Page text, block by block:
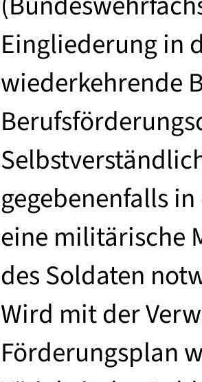
Eingliederung in
wiederkehrende
gegebenenfalls
eine militärische
des Soldaten
Wird mit der
Förderungsplan